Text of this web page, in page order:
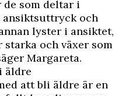
som deltar i
och
lyster i ansiktet,
starka och växer som
Margareta.
äldre
att bli äldre är en